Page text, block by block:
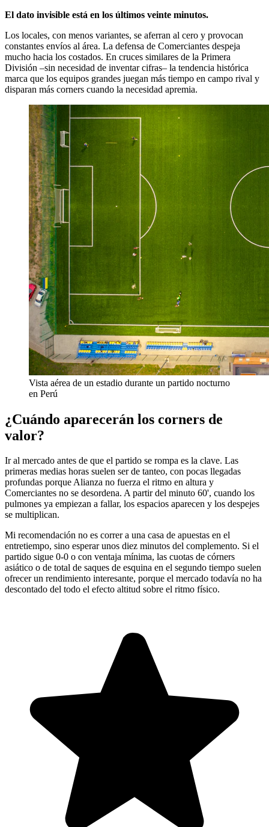
El dato invisible está en los últimos veinte minutos.
Los locales, con menos variantes, se aferran al cero y provocan
constantes envíos al área. La defensa de Comerciantes despeja
mucho hacia los costados. En cruces similares de la Primera
División –sin necesidad de inventar cifras– la tendencia histórica
marca que los equipos grandes juegan más tiempo en campo rival y
disparan más corners cuando la necesidad apremia.
Vista aérea de un estadio durante un partido nocturno
en Perú
¿Cuándo aparecerán los corners de
valor?
Ir al mercado antes de que el partido se rompa es la clave. Las
primeras medias horas suelen ser de tanteo, con pocas llegadas
profundas porque Alianza no fuerza el ritmo en altura y
Comerciantes no se desordena. A partir del minuto 60', cuando los
pulmones ya empiezan a fallar, los espacios aparecen y los despejes
se multiplican.
Mi recomendación no es correr a una casa de apuestas en el
entretiempo, sino esperar unos diez minutos del complemento. Si el
partido sigue 0-0 o con ventaja mínima, las cuotas de córners
asiático o de total de saques de esquina en el segundo tiempo suelen
ofrecer un rendimiento interesante, porque el mercado todavía no ha
descontado del todo el efecto altitud sobre el ritmo físico.